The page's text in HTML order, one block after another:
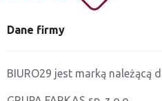
Dane firmy
BIURO29 jest marką należącą